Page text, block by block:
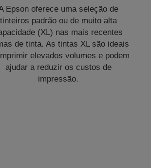
Epson oferece uma seleção de
tinteiros padrão ou de muito alta
(XL) nas mais recentes
de tinta. As tintas XL são ideais
elevados volumes e podem
ajudar a reduzir os custos de
impressão.